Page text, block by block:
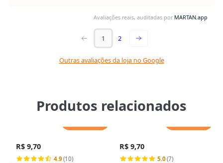
Avaliações reais, auditadas por MARTAN.app
1 2
Outras avaliações da loja no Google
Produtos relacionados
R$ 9,70
4.9(10)
R$ 9,70
5.0(7)